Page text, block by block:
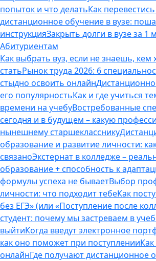
попыток и что делатьКак
дистанционное обучение в вузе:
инструкцияЗакрыть долги в вузе за 1
Абитуриентам
Как выбрать вуз, если не знаешь, кем
статьРынок труда 2026: 6
стыдно освоить онлайн
его популярностьКак и где учиться
времени на учебуВостребованные
сегодня и в будущем – какую
нынешнему старшекласснику
образование и развитие личности:
связаноЭкстернат в колледже –
образование + способность к
формулы успеха не бываетВыбор
личности: что подходит тебеКак
без ЕГЭ» (или «Поступление после
студент: почему мы застреваем в
выйтиКогда введут электронное
как оно поможет при поступлении
онлайнГде получают дистанционное